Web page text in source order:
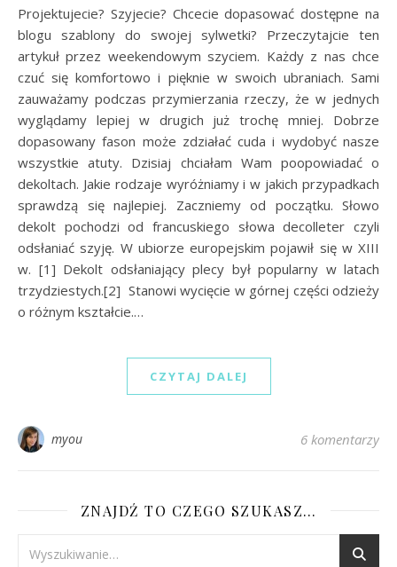
Projektujecie? Szyjecie? Chcecie dopasować dostępne na
blogu szablony do swojej sylwetki? Przeczytajcie ten
artykuł przez weekendowym szyciem. Każdy z nas chce
czuć się komfortowo i pięknie w swoich ubraniach. Sami
zauważamy podczas przymierzania rzeczy, że w jednych
wyglądamy lepiej w drugich już trochę mniej. Dobrze
dopasowany fason może zdziałać cuda i wydobyć nasze
wszystkie atuty. Dzisiaj chciałam Wam poopowiadać o
dekoltach. Jakie rodzaje wyróżniamy i w jakich przypadkach
sprawdzą się najlepiej. Zaczniemy od początku. Słowo
dekolt pochodzi od francuskiego słowa decolleter czyli
odsłaniać szyję. W ubiorze europejskim pojawił się w XIII
w. [1] Dekolt odsłaniający plecy był popularny w latach
trzydziestych.[2] Stanowi wycięcie w górnej części odzieży
o różnym kształcie.…
CZYTAJ DALEJ
myou 6 komentarzy
ZNAJDŹ TO CZEGO SZUKASZ…